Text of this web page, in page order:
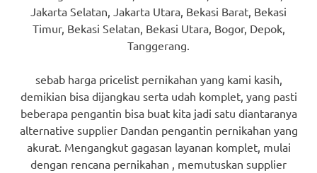
Jakarta Selatan, Jakarta Utara, Bekasi Barat, Bekasi
Timur, Bekasi Selatan, Bekasi Utara, Bogor, Depok,
Tanggerang.
sebab harga pricelist pernikahan yang kami kasih,
demikian bisa dijangkau serta udah komplet, yang pasti
beberapa pengantin bisa buat kita jadi satu diantaranya
alternative supplier Dandan pengantin pernikahan yang
akurat. Mengangkut gagasan layanan komplet, mulai
dengan rencana pernikahan , memutuskan supplier